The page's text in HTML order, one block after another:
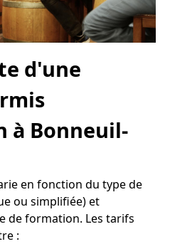
d'une
à Bonneuil-
en fonction du type de
ou simplifiée) et
de formation. Les tarifs
: